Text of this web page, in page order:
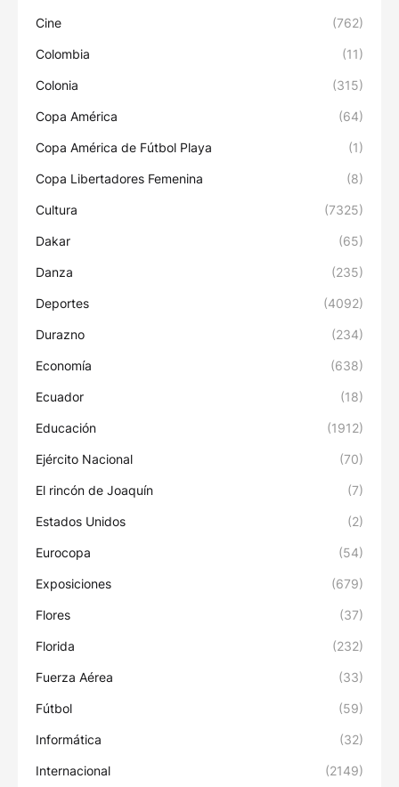
Cine (762)
Colombia (11)
Colonia (315)
Copa América (64)
Copa América de Fútbol Playa (1)
Copa Libertadores Femenina (8)
Cultura (7325)
Dakar (65)
Danza (235)
Deportes (4092)
Durazno (234)
Economía (638)
Ecuador (18)
Educación (1912)
Ejército Nacional (70)
El rincón de Joaquín (7)
Estados Unidos (2)
Eurocopa (54)
Exposiciones (679)
Flores (37)
Florida (232)
Fuerza Aérea (33)
Fútbol (59)
Informática (32)
Internacional (2149)